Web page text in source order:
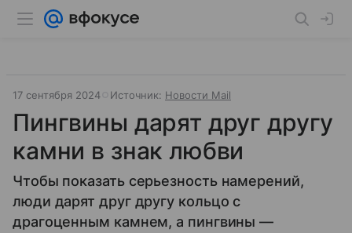
17 сентября 2024 Источник: Новости Mail
Пингвины дарят друг другу
камни в знак любви
Чтобы показать серьезность намерений,
люди дарят друг другу кольцо с
драгоценным камнем, а пингвины —